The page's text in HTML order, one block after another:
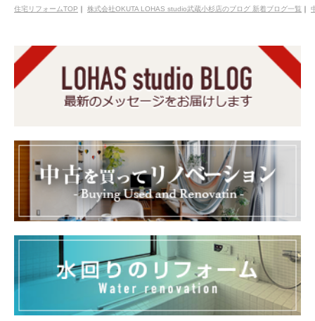
住宅リフォームTOP ｜ 株式会社OKUTA LOHAS studio武蔵小杉店のブログ 新着ブログ一覧 ｜